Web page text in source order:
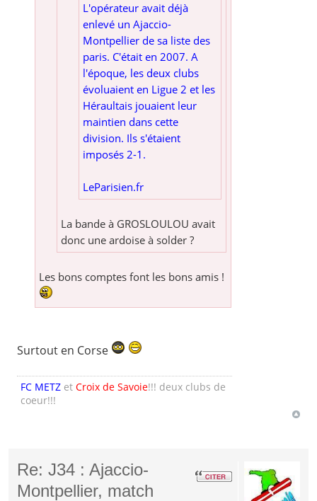
L'opérateur avait déjà
enlevé un Ajaccio-
Montpellier de sa liste des
paris. C'était en 2007. A
l'époque, les deux clubs
évoluaient en Ligue 2 et les
Héraultais jouaient leur
maintien dans cette
division. Ils s'étaient
imposés 2-1.
LeParisien.fr
La bande à GROSLOULOU avait
donc une ardoise à solder ?
Les bons comptes font les bons amis !
Surtout en Corse
FC METZ etCroix de Savoie!!! deux clubs de
coeur!!!
Re: J34 : Ajaccio-
Montpellier, match